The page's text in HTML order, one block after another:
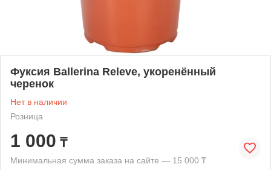
Фуксия Ballerina Releve, укоренённый
черенок
Нет в наличии
Розница
1 000 ₸
Минимальная сумма заказа на сайте — 15 000 ₸